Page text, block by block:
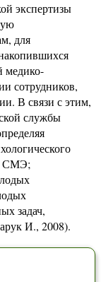
экспертизы
для
медико-
сотрудников,
В связи с этим,
службы
СМЭ;
задач,
И., 2008).